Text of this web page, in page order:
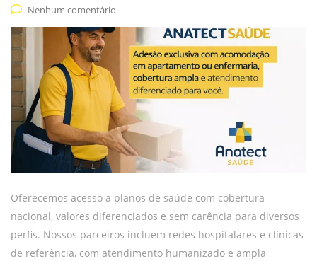
Nenhum comentário
Oferecemos acesso a planos de saúde com cobertura
nacional, valores diferenciados e sem carência para diversos
perfis. Nossos parceiros incluem redes hospitalares e clínicas
de referência, com atendimento humanizado e ampla